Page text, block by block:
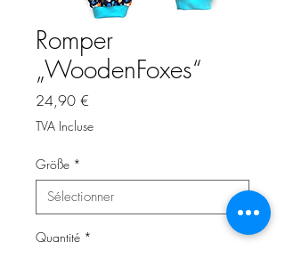
Romper
„WoodenFoxes“
24,90 €
TVA Incluse
Größe *
Quantité *